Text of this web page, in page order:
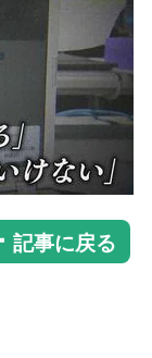
記事に戻る